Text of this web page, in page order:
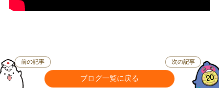
前の記事
ブログ一覧に戻る
次の記事